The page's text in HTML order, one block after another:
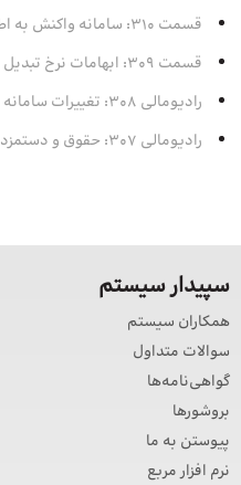
قسمت 310: سامانه واکنش به اطلاعیه‌های 169 و سایر منابع اطلاعاتی
قسمت 309: ابهامات نرخ تبدیل معاملات ارزی
رادیومالی 308: تغییرات سامانه مودیان زیر ذره‌بین
رادیومالی 307: حقوق و دستمزد 1405 | اطلاعیه‌ها تا محاسبات
سپیدار سیستم
همکاران سیستم
سوالات متداول
گواهی‌نامه‌ها
بروشورها
پیوستن به ما
نرم افزار مربع